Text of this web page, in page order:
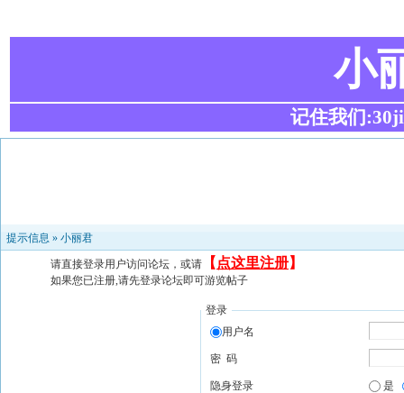
小
记住我们
提示信息 » 小丽君
请直接登录用户访问论坛，或请 【 点这里注册】
如果您已注册,请先登录论坛即可游览帖子
登录
用户名
密 码
隐身登录 是